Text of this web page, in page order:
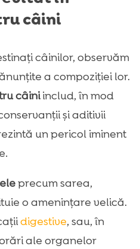
câini
câinilor, observăm
a compoziției lor.
câiniinclud, în mod
și aditivii
un pericol iminent
precum sarea,
o amenințare velică.
digestive, sau, în
ale organelor